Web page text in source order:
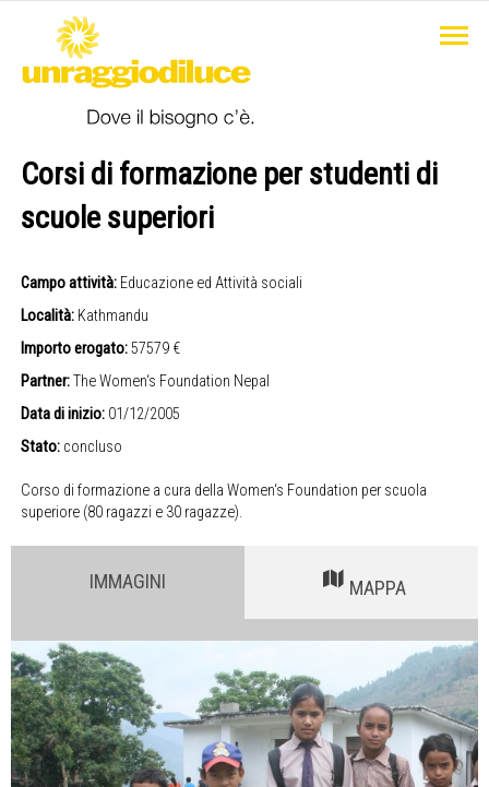
Corsi di formazione per studenti di
scuole superiori
Campo attività: Educazione ed Attività sociali
Località: Kathmandu
Importo erogato:57579 €
Partner:The Women‘s Foundation Nepal
Data di inizio: 01/12/2005
Stato: concluso
Corso di formazione a cura della Women‘s Foundation per scuola
superiore (80 ragazzi e 30 ragazze).
IMMAGINI MAPPA